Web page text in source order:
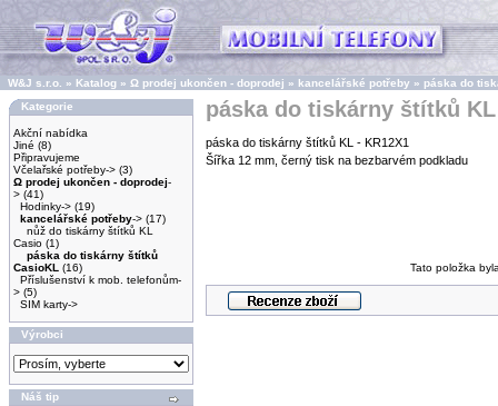
W&J s.r.o. » Katalog » Ω prodej ukončen - doprodej » kancelářské potřeby » páska do
Kategorie
Akční nabídka
Jiné (8)
Připravujeme
Včelařské potřeby-> (3)
Ω prodej ukončen - doprodej-
> (41)
Hodinky-> (19)
kancelářské potřeby-> (17)
nůž do tiskárny štítků KL
Casio (1)
páska do tiskárny štítků
CasioKL (16)
Příslušenství k mob. telefonům-
> (5)
SIM karty->
Výrobci
Náš tip
páska do tiskárny štítků KL
páska do tiskárny štítků KL - KR12X1
Šířka 12 mm, černý tisk na bezbarvém podkladu
Tato položka